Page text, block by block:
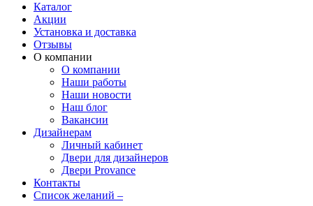
Каталог
Акции
Установка и доставка
Отзывы
О компании
О компании
Наши работы
Наши новости
Наш блог
Вакансии
Дизайнерам
Личный кабинет
Двери для дизайнеров
Двери Provance
Контакты
Список желаний –